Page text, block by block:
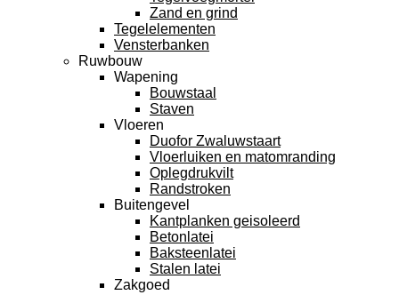
Zand en grind
Tegelelementen
Vensterbanken
Ruwbouw
Wapening
Bouwstaal
Staven
Vloeren
Duofor Zwaluwstaart
Vloerluiken en matomranding
Oplegdrukvilt
Randstroken
Buitengevel
Kantplanken geisoleerd
Betonlatei
Baksteenlatei
Stalen latei
Zakgoed